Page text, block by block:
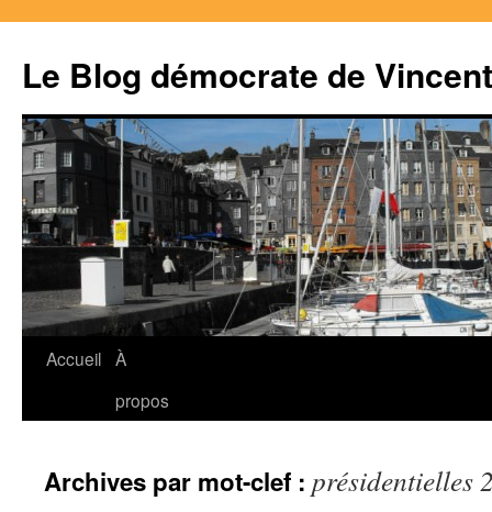
Le Blog démocrate de
Aller
Accueil À
propos
Archives par mot-clef : présidentielles